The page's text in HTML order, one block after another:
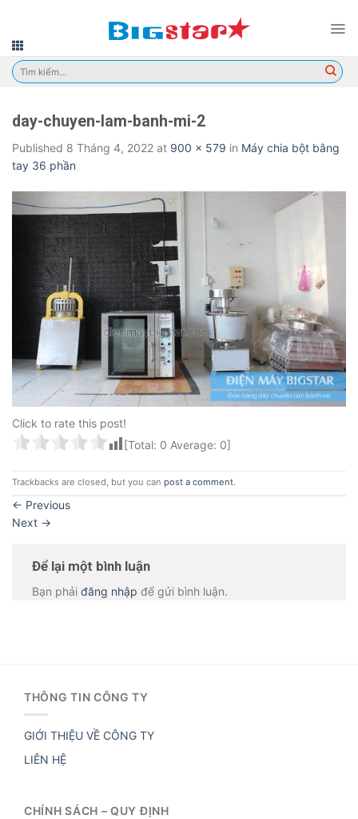
content
Tìm
kiếm:
day-chuyen-lam-banh-mi-2
Published 8 Tháng 4, 2022 at 900 × 579 in Máy chia bột bằng
tay 36 phần
Click to rate this post!
[Total: 0 Average: 0]
Trackbacks are closed, but you can post a comment.
← Previous
Next →
Để lại một bình luận
Bạn phải đăng nhập để gửi bình luận.
THÔNG TIN CÔNG TY
GIỚI THIỆU VỀ CÔNG TY
LIÊN HỆ
CHÍNH SÁCH – QUY ĐỊNH